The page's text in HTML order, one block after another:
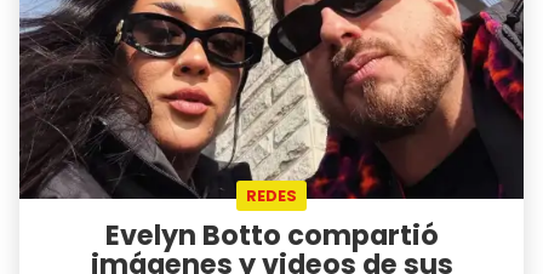
REDES
Evelyn Botto compartió
imágenes y videos de sus